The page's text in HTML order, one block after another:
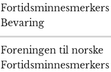
Fortidsminnesmerkers
Bevaring
Foreningen til norske
Fortidsminnesmerkers